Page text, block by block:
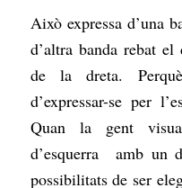
Això expressa d’una
d’altra banda rebat
de la dreta.
d’expressar-se per
Quan la gent
d’esquerra amb un
possibilitats de ser